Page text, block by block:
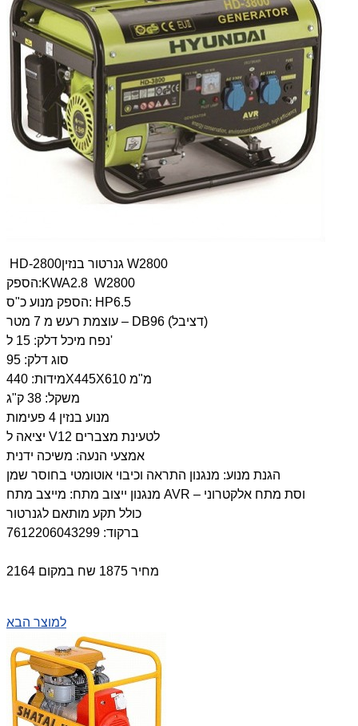
HD-2800גנרטור בנזין W2800
הספק:KWA2.8 W2800
הספק מנוע כ"ס: HP6.5
עוצמת רעש מ 7 מטר – DB96 (דציבל)
נפח מיכל דלק: 15 ל'
סוג דלק: 95
מידות: 440X445X610 מ"מ
משקל: 38 ק"ג
מנוע בנזין 4 פעימות
יציאה ל V12 לטעינת מצברים
אמצעי הנעה: משיכה ידנית
הגנת מנוע: מנגנון התראה וכיבוי אוטומטי בחוסר שמן
מנגנון ייצוב מתח: מייצב מתח AVR – וסת מתח אלקטרוני
כולל תקע מותאם לגנרטור
ברקוד: 7612206043299
למוצר הבא